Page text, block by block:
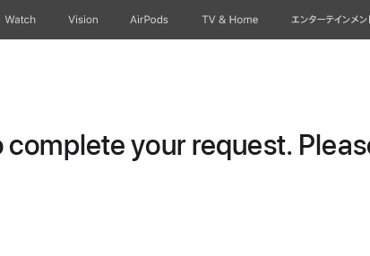
Watch Vision AirPods TV & Home エンターテインメン
complete your request.